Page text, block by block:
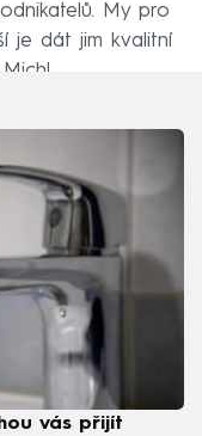
My pro
je dát jim kvalitní
vás přijít